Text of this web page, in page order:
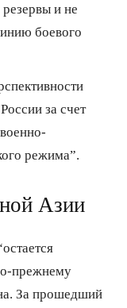
и не
боевого
за счет
режима”.
Азии
прежнему
За прошедший